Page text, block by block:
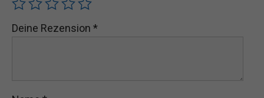
Deine Rezension *